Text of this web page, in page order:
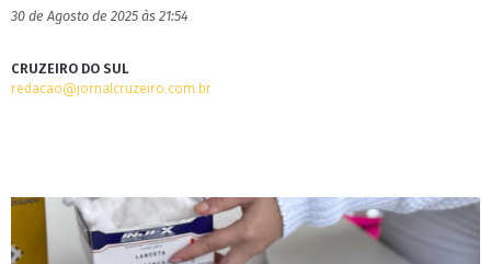
30 de Agosto de 2025 às 21:54
CRUZEIRO DO SUL
redacao@jornalcruzeiro.com.br